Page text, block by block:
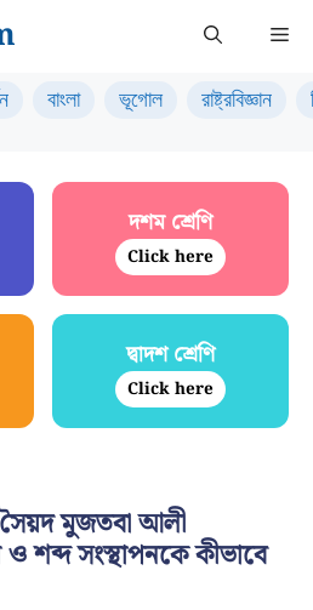
বাংলা ভূগোল রাষ্ট্রবিজ্ঞান
দশম শ্রেণি
Click here
দ্বাদশ শ্রেণি
Click here
সৈয়দ মুজতবা আলী
ও শব্দ সংস্থাপনকে কীভাবে